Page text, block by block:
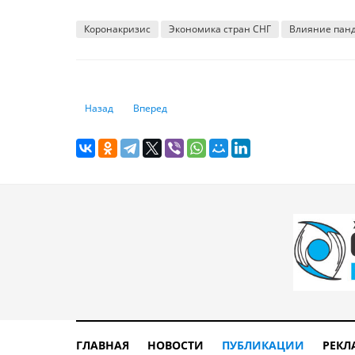
Коронакризис Экономика стран СНГ Влияние
Предыдущий: На какое жилье можно рассчитывать
Назад Следующий: Автокредитование: как узнать
Вперед
ГЛАВНАЯ НОВОСТИ ПУБЛИКАЦИИ